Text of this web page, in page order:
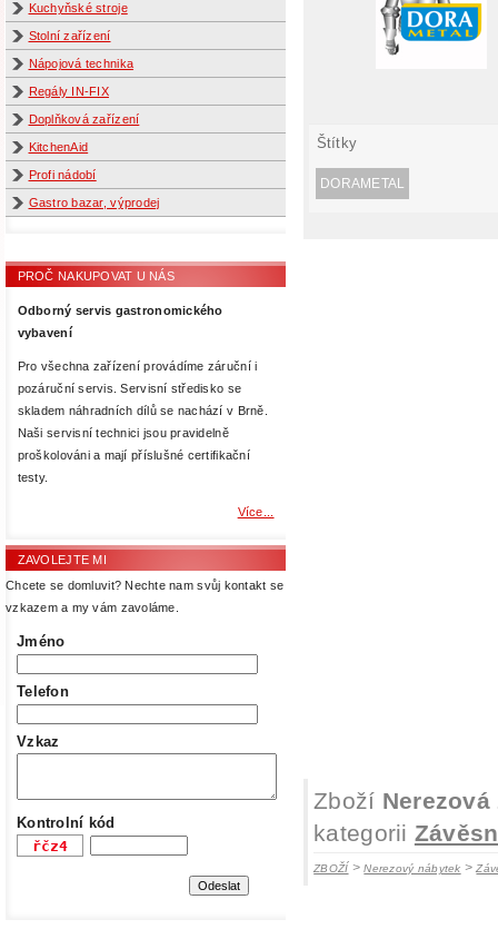
Kuchyňské stroje
Stolní zařízení
Nápojová technika
Regály IN-FIX
Doplňková zařízení
KitchenAid
Profi nádobí
Gastro bazar, výprodej
PROČ NAKUPOVAT U NÁS
Odborný servis gastronomického
vybavení
Pro všechna zařízení provádíme záruční i
pozáruční servis. Servisní středisko se
skladem náhradních dílů se nachází v Brně.
Naši servisní technici jsou pravidelně
proškolováni a mají příslušné certifikační
testy.
Více...
ZAVOLEJTE MI
Chcete se domluvit? Nechte nam svůj kontakt se
vzkazem a my vám zavoláme.
Jméno
Telefon
Vzkaz
Kontrolní kód
Štítky
DORAMETAL
Zboží
kategorii
ZBOŽÍ>Nerezový nábytek >